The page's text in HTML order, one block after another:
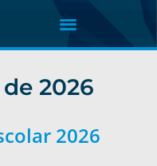
2026
2026